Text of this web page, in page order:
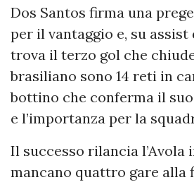
Dos Santos firma una
per il vantaggio e, su assist
trova il terzo gol che
brasiliano sono 14 reti in
bottino che conferma il
e l’importanza per la
Il successo rilancia l’Avola
mancano quattro gare alla